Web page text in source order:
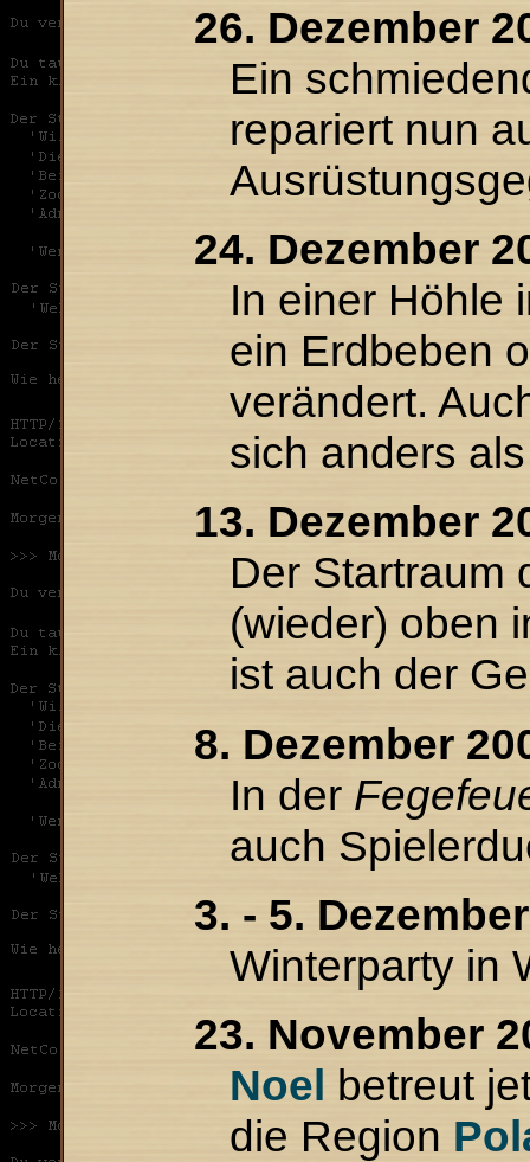
26. Dezember
Ein
repariert nun
24. Dezember
In einer Höhle
ein Erdbeben
verändert.
sich anders
13. Dezember
Der Startraum
(wieder) oben
ist auch der
8. Dezember
In der
auch
3. - 5.
Winterparty in
23. November
Noel betreut
die Region